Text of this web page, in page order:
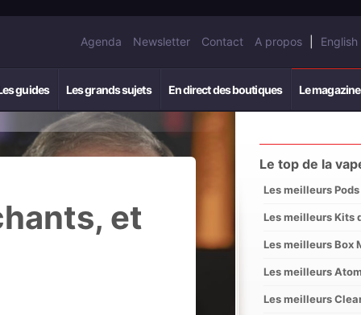
Agenda Newsletter Contact A propos English
guides Les grands sujets En direct des boutiques Le magazine
et
Le top de la
Les meilleurs Pods
Les meilleurs Kits
Les meilleurs Box
Les meilleurs
Les meilleurs